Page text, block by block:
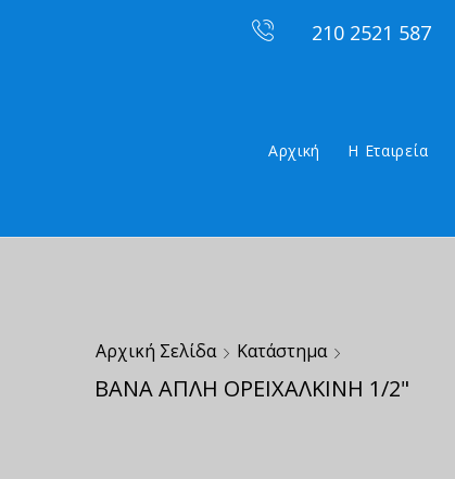
210 2521 587
Αρχική Η Εταιρεία
Αρχική Σελίδα Κατάστημα
ΒΑΝΑ ΑΠΛΗ ΟΡΕΙΧΑΛΚΙΝΗ 1/2"